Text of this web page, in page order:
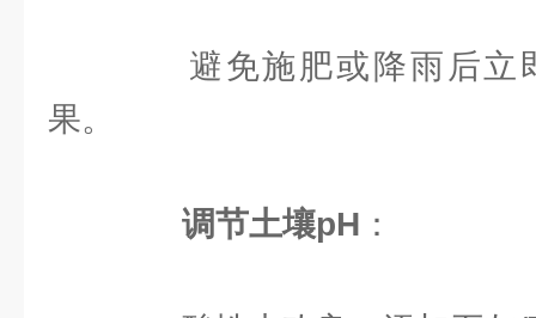
避免施肥或降雨后立
果。
调节土壤pH ：